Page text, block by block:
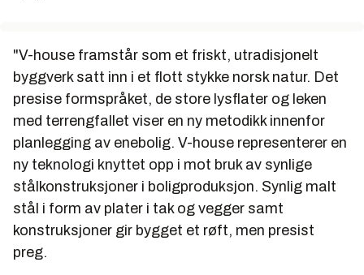
"V-house framstår som et friskt, utradisjonelt
byggverk satt inn i et flott stykke norsk natur. Det
presise formspråket, de store lysflater og leken
med terrengfallet viser en ny metodikk innenfor
planlegging av enebolig. V-house representerer en
ny teknologi knyttet opp i mot bruk av synlige
stålkonstruksjoner i boligproduksjon. Synlig malt
stål i form av plater i tak og vegger samt
konstruksjoner gir bygget et røft, men presist
preg.